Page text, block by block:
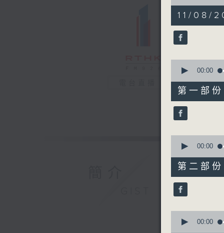
hour,
58
minutes,
21
90%
11/08/
seconds
50
minutes,
20
seconds
90%
00:00
第一部
seconds
16
minutes,
30
seconds
90%
00:00
第二部
seconds
00:00